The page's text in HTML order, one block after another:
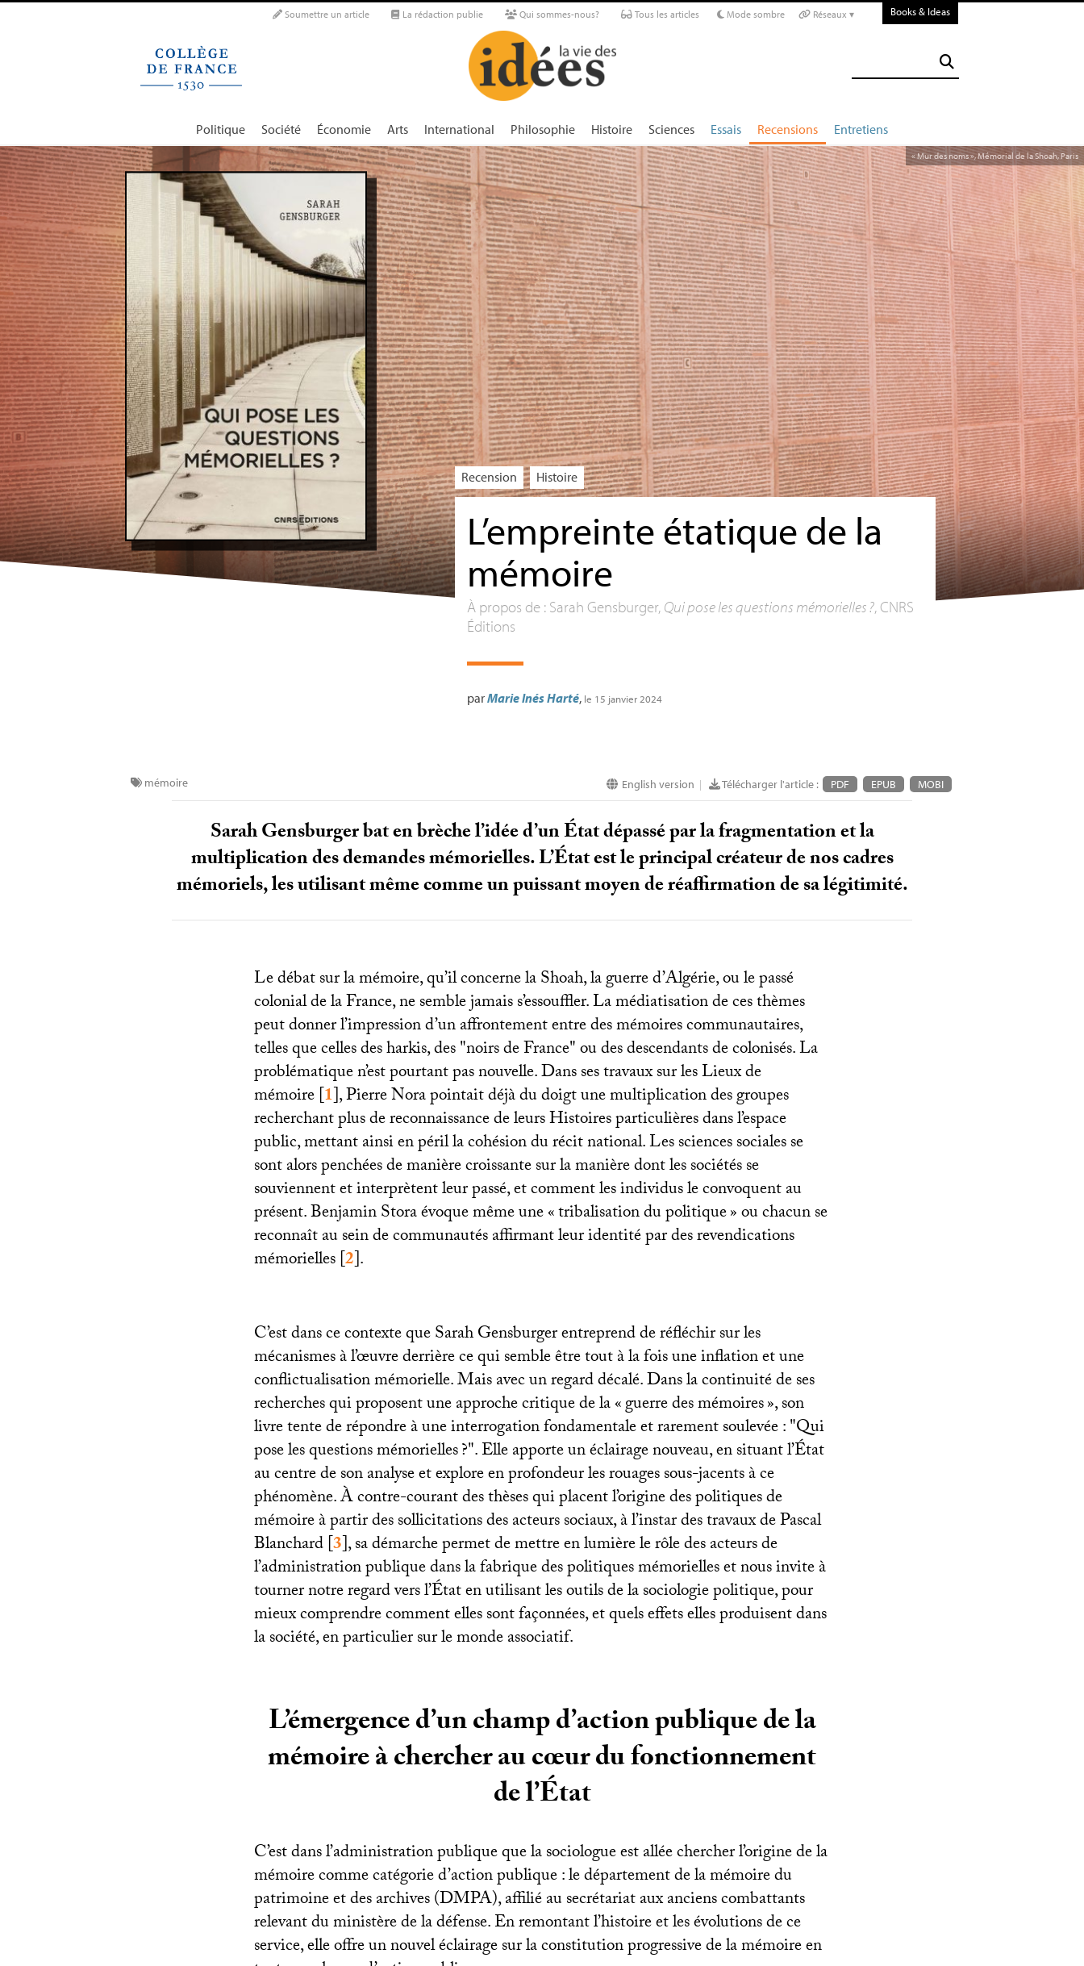
Soumettre un article La rédaction publie Qui sommes-nous? Tous les articles Mode sombre Réseaux ▾ Books & Ideas
Politique Société Économie Arts International Philosophie Histoire Sciences Essais Recensions Entretiens
«Mur des noms», Mémorial de la Shoah, Paris
Recension Histoire
L’empreinte étatique de la
mémoire
À propos de : Sarah Gensburger, Qui pose les questions mémorielles?, CNRS
Éditions
parMarie Inés Harté, le 15 janvier 2024
English version | Télécharger l'article : PDF EPUB MOBI
mémoire
Sarah Gensburger bat en brèche l’idée d’un État dépassé par la fragmentation et la
multiplication des demandes mémorielles. L’État est le principal créateur de nos cadres
mémoriels, les utilisant même comme un puissant moyen de réaffirmation de sa légitimité.
Le débat sur la mémoire, qu’il concerne la Shoah, la guerre d’Algérie, ou le passé
colonial de la France, ne semble jamais s’essouffler. La médiatisation de ces thèmes
peut donner l’impression d’un affrontement entre des mémoires communautaires,
telles que celles des harkis, des "noirs de France" ou des descendants de colonisés. La
problématique n’est pourtant pas nouvelle. Dans ses travaux sur les Lieux de
mémoire[1], Pierre Nora pointait déjà du doigt une multiplication des groupes
recherchant plus de reconnaissance de leurs Histoires particulières dans l’espace
public, mettant ainsi en péril la cohésion du récit national. Les sciences sociales se
sont alors penchées de manière croissante sur la manière dont les sociétés se
souviennent et interprètent leur passé, et comment les individus le convoquent au
présent. Benjamin Stora évoque même une «tribalisation du politique» ou chacun se
reconnaît au sein de communautés affirmant leur identité par des revendications
mémorielles[2].
C’est dans ce contexte que Sarah Gensburger entreprend de réfléchir sur les
mécanismes à l’œuvre derrière ce qui semble être tout à la fois une inflation et une
conflictualisation mémorielle. Mais avec un regard décalé. Dans la continuité de ses
recherches qui proposent une approche critique de la «guerre des mémoires», son
livre tente de répondre à une interrogation fondamentale et rarement soulevée : "Qui
pose les questions mémorielles?". Elle apporte un éclairage nouveau, en situant l’État
au centre de son analyse et explore en profondeur les rouages sous-jacents à ce
phénomène. À contre-courant des thèses qui placent l’origine des politiques de
mémoire à partir des sollicitations des acteurs sociaux, à l’instar des travaux de Pascal
Blanchard[3], sa démarche permet de mettre en lumière le rôle des acteurs de
l’administration publique dans la fabrique des politiques mémorielles et nous invite à
tourner notre regard vers l’État en utilisant les outils de la sociologie politique, pour
mieux comprendre comment elles sont façonnées, et quels effets elles produisent dans
la société, en particulier sur le monde associatif.
L’émergence d’un champ d’action publique de la
mémoire à chercher au cœur du fonctionnement
de l’État
C’est dans l’administration publique que la sociologue est allée chercher l’origine de la
mémoire comme catégorie d’action publique : le département de la mémoire du
patrimoine et des archives (DMPA), affilié au secrétariat aux anciens combattants
relevant du ministère de la défense. En remontant l’histoire et les évolutions de ce
service, elle offre un nouvel éclairage sur la constitution progressive de la mémoire en